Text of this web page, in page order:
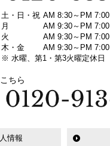
土・日・祝 AM 8:30～PM 7:00
月
AM 9:30～PM 7:00
火
AM 9:30～PM 7:00
木・金
AM 9:30～PM 7:00
※ 水曜、第1・第3火曜定休日
ちら
情報